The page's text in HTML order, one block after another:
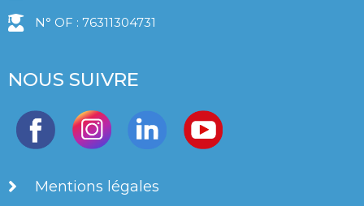
N° OF : 76311304731
NOUS SUIVRE
Mentions légales